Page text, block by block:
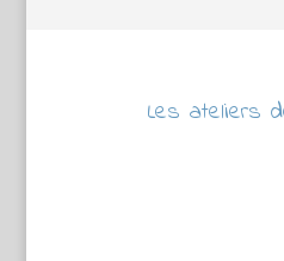
Les ateliers